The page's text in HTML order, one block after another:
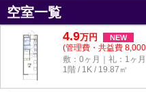
空室一覧
4.9万円 NEW
(管理費・共益費
敷：0ヶ月｜礼：1ヶ月
1階 / 1K / 19.87㎡